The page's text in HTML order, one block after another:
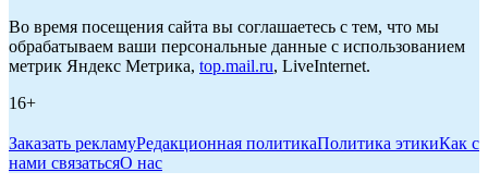
Во время посещения сайта вы соглашаетесь с тем, что мы
обрабатываем ваши персональные данные с использованием
метрик Яндекс Метрика, top.mail.ru, LiveInternet.
16+
Заказать рекламуРедакционная политикаПолитика этикиКак с
нами связатьсяО нас